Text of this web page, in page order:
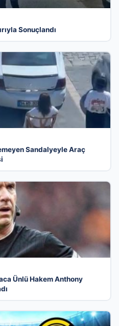
Sonuçlandı
Sandalyeyle Araç
Ünlü Hakem Anthony